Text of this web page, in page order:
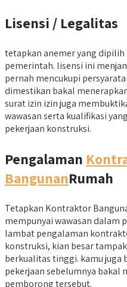
Lisensi / Legalitas
tetapkan anemer yang
pemerintah. lisensi ini
pernah mencukupi
dimestikan bakal
surat izin izin juga
wawasan serta kualifikasi
pekerjaan konstruksi.
Pengalaman
BangunanRumah
Tetapkan Kontraktor
mempunyai wawasan dalam
lambat pengalaman
konstruksi, kian besar
berkualitas tinggi. kamu
pekerjaan sebelumnya bakal
pemborong tersebut.